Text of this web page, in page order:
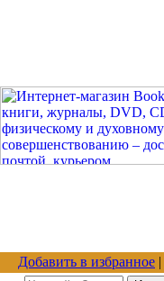
Добавить в избранное |